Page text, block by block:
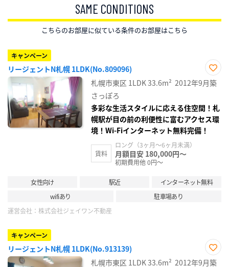
SAME CONDITIONS
こちらのお部屋に似ている条件のお部屋はこちら
キャンペーン
リージェントN札幌 1LDK(No.809096)
お気
に入
札幌市東区 1LDK33.6m² 2012年9月築
さっぽろ
多彩な生活スタイルに応える住空間！札
幌駅が目の前の利便性に富むアクセス環
境！Wi-Fiインターネット無料完備！
賃料
ロング（3ヶ月～6ヶ月未満）
月額目安 180,000円～
初期費用他 0円～
女性向け 駅近
インターネット無料
wifiあり
駐車場あり
運営会社： 株式会社ジェイワン不動産
キャンペーン
リージェントN札幌 1LDK(No.913139)
お気
札幌市東区 1LDK33.6m² 2012年9月築